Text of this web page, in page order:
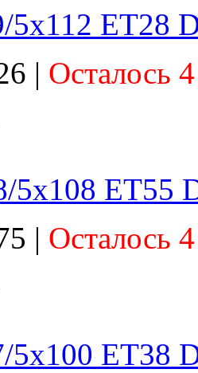
ET28
| Осталось
5x108 ET55
| Осталось
ET38